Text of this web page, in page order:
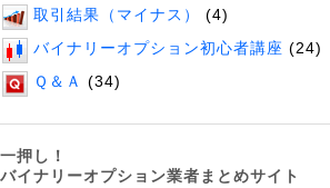
取引結果（マイナス）
(4)
バイナリーオプション初心者講座 (24)
Ｑ＆Ａ (34)
一押し！
バイナリーオプション業者まとめサイト